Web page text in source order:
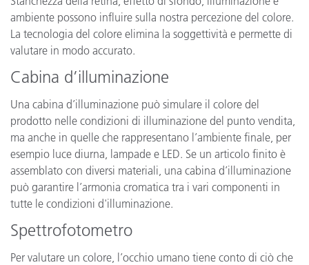
ambiente possono influire sulla nostra percezione del colore.
La tecnologia del colore elimina la soggettività e permette di
valutare in modo accurato.
Cabina d’illuminazione
Una cabina d’illuminazione può simulare il colore del
prodotto nelle condizioni di illuminazione del punto vendita,
ma anche in quelle che rappresentano l’ambiente finale, per
esempio luce diurna, lampade e LED. Se un articolo finito è
assemblato con diversi materiali, una cabina d’illuminazione
può garantire l’armonia cromatica tra i vari componenti in
tutte le condizioni d'illuminazione.
Spettrofotometro
Per valutare un colore, l’occhio umano tiene conto di ciò che